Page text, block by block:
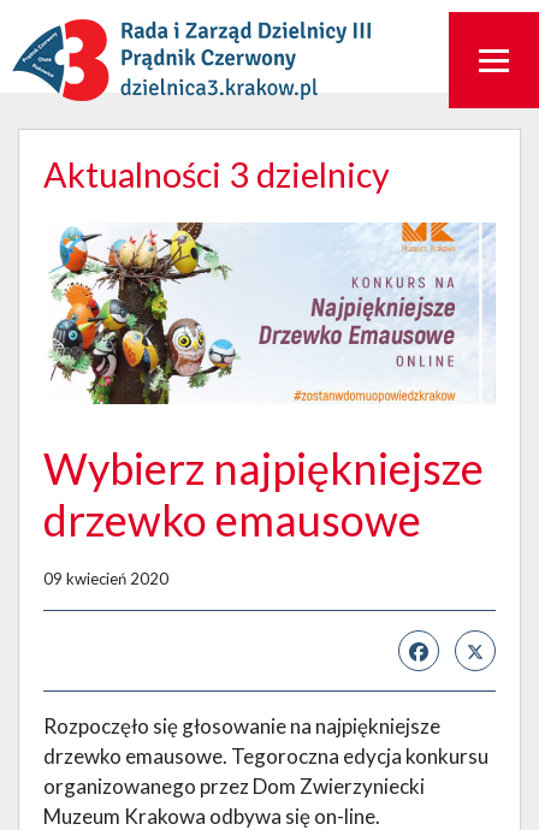
Aktualności 3 dzielnicy
Wybierz najpiękniejsze
drzewko emausowe
09 kwiecień 2020
Rozpoczęło się głosowanie na najpiękniejsze
drzewko emausowe. Tegoroczna edycja konkursu
organizowanego przez Dom Zwierzyniecki
Muzeum Krakowa odbywa się on-line.